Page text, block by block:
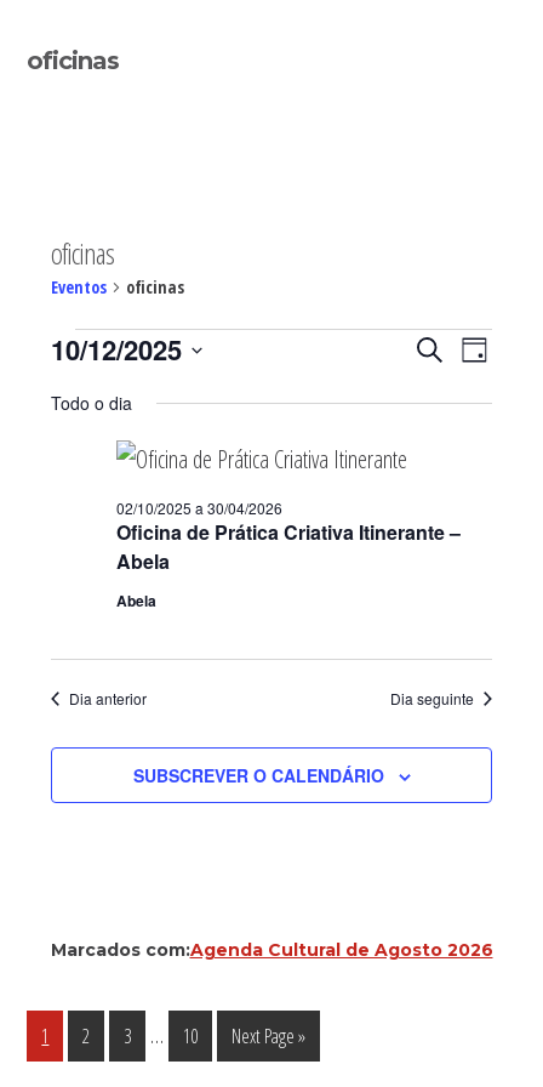
oficinas
oficinas
Eventos oficinas
Eventos
for
10/12/2025
de
pesquisa
Eventos
PESQUISAR
de
DIA
10/12/2025
Todo o dia
Oficina de Prática Criativa Itinerante –
Abela
02/10/2025 a 30/04/2026
Abela
Dia anterior Dia seguinte
SUBSCREVER O CALENDÁRIO
Marcados com:Agenda Cultural de Agosto 2026
Página
1 Página
2 Página
3
Interim
pages
… Página
10
Go
to
Next Page »
Sidebar